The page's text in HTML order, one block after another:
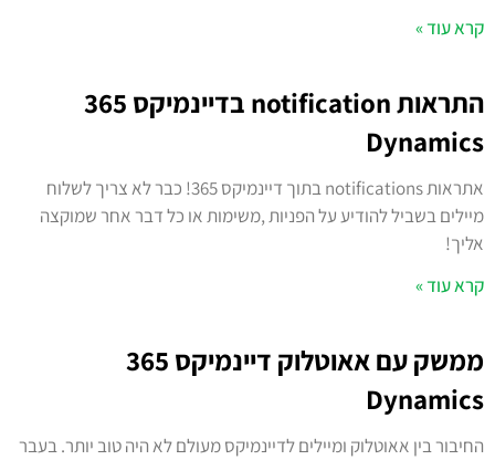
קרא עוד »
התראות notification בדיינמיקס 365
Dynamics
אתראות notifications בתוך דיינמיקס 365! כבר לא צריך לשלוח
מיילים בשביל להודיע על הפניות ,משימות או כל דבר אחר שמוקצה
אליך!
קרא עוד »
ממשק עם אאוטלוק דיינמיקס 365
Dynamics
החיבור בין אאוטלוק ומיילים לדיינמיקס מעולם לא היה טוב יותר. בעבר